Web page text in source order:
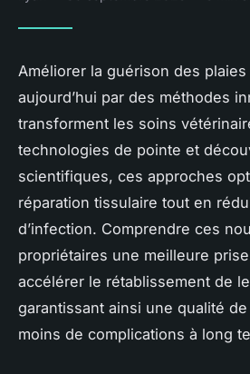
Améliorer la guérison des
aujourd’hui par des méthodes
transforment les soins
technologies de pointe et
scientifiques, ces approches
réparation tissulaire tout en
d’infection. Comprendre ces
propriétaires une meilleure
accélérer le rétablissement de
garantissant ainsi une qualité
moins de complications à long